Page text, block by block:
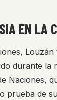
EN LA
durante la
Naciones,
prueba de